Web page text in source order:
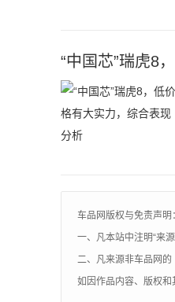
“中国芯”瑞虎8
车品网版权与免责声明：
一、凡本站中注明“来
二、凡来源非车品网的
如因作品内容、版权和